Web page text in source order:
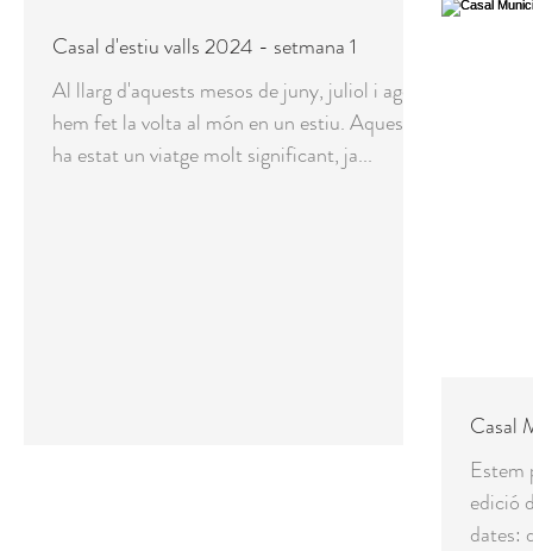
Casal d'estiu valls 2024 - setmana 1
Al llarg d'aquests mesos de juny, juliol i agost
hem fet la volta al món en un estiu. Aquest
ha estat un viatge molt significant, ja...
Casal
Estem
edició
dates: